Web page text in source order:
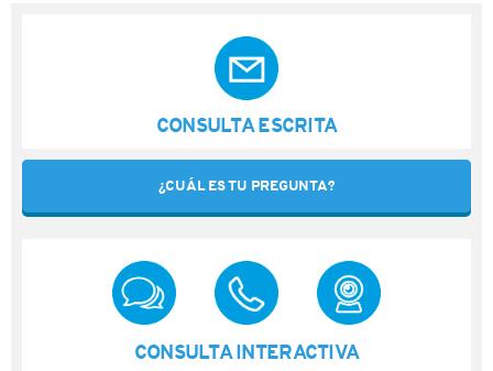
CONSULTA ESCRITA
¿CUÁL ES TU PREGUNTA?
CONSULTA INTERACTIVA